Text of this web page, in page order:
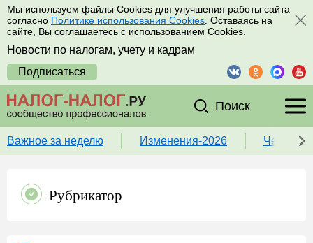
Мы используем файлы Cookies для улучшения работы сайта
согласно Политике использования Cookies . Оставаясь на
сайте, Вы соглашаетесь с использованием Cookies.
Новости по налогам, учету и кадрам
Подписаться
Поиск
Важное за неделю Изменения-2026 Чек-
Рубрикатор